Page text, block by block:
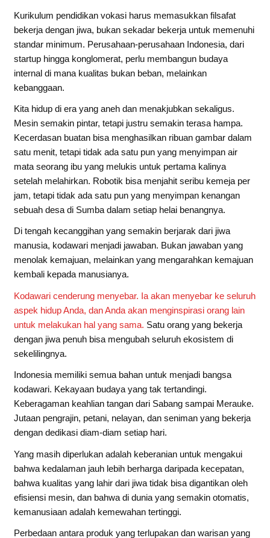
Kurikulum pendidikan vokasi harus memasukkan filsafat
bekerja dengan jiwa, bukan sekadar bekerja untuk memenuhi
standar minimum. Perusahaan-perusahaan Indonesia, dari
startup hingga konglomerat, perlu membangun budaya
internal di mana kualitas bukan beban, melainkan
kebanggaan.
Kita hidup di era yang aneh dan menakjubkan sekaligus.
Mesin semakin pintar, tetapi justru semakin terasa hampa.
Kecerdasan buatan bisa menghasilkan ribuan gambar dalam
satu menit, tetapi tidak ada satu pun yang menyimpan air
mata seorang ibu yang melukis untuk pertama kalinya
setelah melahirkan. Robotik bisa menjahit seribu kemeja per
jam, tetapi tidak ada satu pun yang menyimpan kenangan
sebuah desa di Sumba dalam setiap helai benangnya.
Di tengah kecanggihan yang semakin berjarak dari jiwa
manusia, kodawari menjadi jawaban. Bukan jawaban yang
menolak kemajuan, melainkan yang mengarahkan kemajuan
kembali kepada manusianya.
Kodawari cenderung menyebar. Ia akan menyebar ke seluruh
aspek hidup Anda, dan Anda akan menginspirasi orang lain
untuk melakukan hal yang sama. Satu orang yang bekerja
dengan jiwa penuh bisa mengubah seluruh ekosistem di
sekelilingnya.
Indonesia memiliki semua bahan untuk menjadi bangsa
kodawari. Kekayaan budaya yang tak tertandingi.
Keberagaman keahlian tangan dari Sabang sampai Merauke.
Jutaan pengrajin, petani, nelayan, dan seniman yang bekerja
dengan dedikasi diam-diam setiap hari.
Yang masih diperlukan adalah keberanian untuk mengakui
bahwa kedalaman jauh lebih berharga daripada kecepatan,
bahwa kualitas yang lahir dari jiwa tidak bisa digantikan oleh
efisiensi mesin, dan bahwa di dunia yang semakin otomatis,
kemanusiaan adalah kemewahan tertinggi.
Perbedaan antara produk yang terlupakan dan warisan yang